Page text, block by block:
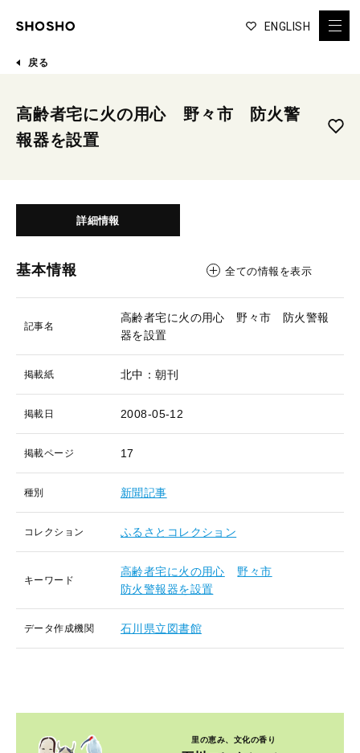
ENGLISH
戻る
高齢者宅に火の用心 野々市 防火警
報器を設置
詳細情報
基本情報 全ての情報を表示
記事名
高齢者宅に火の用心 野々市 防火警報
器を設置
掲載紙 北中：朝刊
掲載日 2008-05-12
掲載ページ 17
種別 新聞記事
コレクション ふるさとコレクション
キーワード
高齢者宅に火の用心
野々市
防火警報器を設置
データ作成機関 石川県立図書館
里の恵み、文化の香り